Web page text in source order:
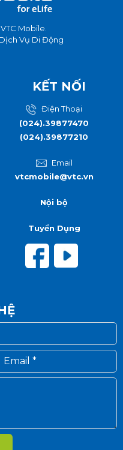
Mobile.
Vụ Di Động
KẾT NỐI
Điện Thoại
(024).39877470
(024).39877210
Email
vtcmobile@vtc.vn
Nội bộ
Tuyển Dụng